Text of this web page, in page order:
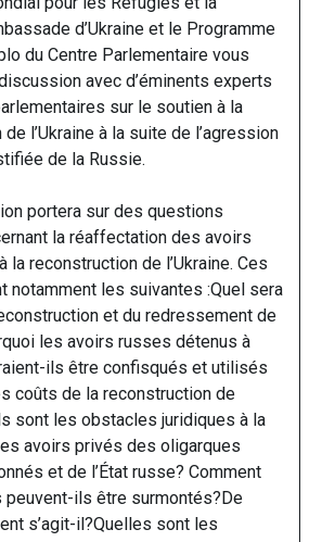
d’Ukraine et le Programme
du Centre Parlementaire vous
avec d’éminents experts
sur le soutien à la
l’Ukraine à la suite de l’agression
de la Russie.
portera sur des questions
la réaffectation des avoirs
la reconstruction de l’Ukraine. Ces
notamment les suivantes :Quel sera
et du redressement de
les avoirs russes détenus à
ils être confisqués et utilisés
coûts de la reconstruction de
sont les obstacles juridiques à la
avoirs privés des oligarques
et de l’État russe? Comment
ils être surmontés?De
s’agit-il?Quelles sont les